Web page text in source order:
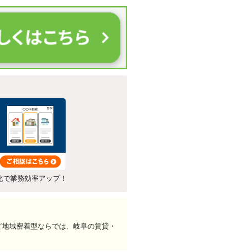
業務効率アップ！
域密着型ならでは、岐阜の賃貸・